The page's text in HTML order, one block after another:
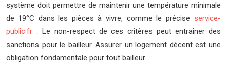
système doit permettre de maintenir une température minimale
de 19°C dans les pièces à vivre, comme le précise service-
public.fr . Le non-respect de ces critères peut entraîner des
sanctions pour le bailleur. Assurer un logement décent est une
obligation fondamentale pour tout bailleur.